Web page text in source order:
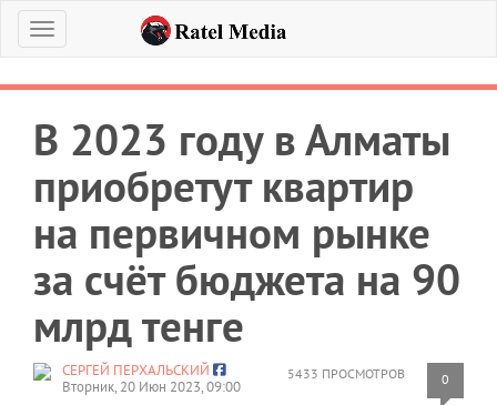
Меню
В 2023 году в Алматы
приобретут квартир
на первичном рынке
за счёт бюджета на 90
млрд тенге
5433 ПРОСМОТРОВ 0
СЕРГЕЙ ПЕРХАЛЬСКИЙ
Вторник, 20 Июн 2023, 09:00